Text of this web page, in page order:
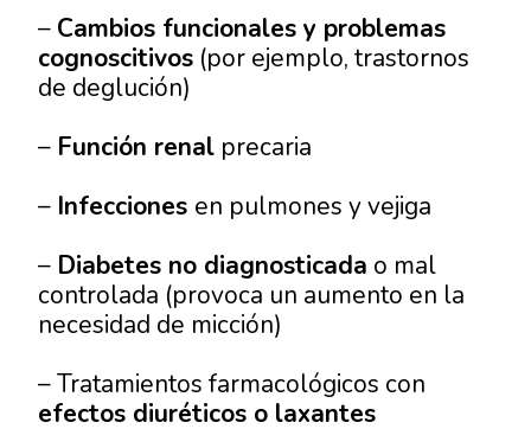
– Cambios funcionales y problemas
cognoscitivos (por ejemplo, trastornos
de deglución)
– Función renal precaria
– Infecciones en pulmones y vejiga
– Diabetes no diagnosticada o mal
controlada (provoca un aumento en la
necesidad de micción)
– Tratamientos farmacológicos con
efectos diuréticos o laxantes